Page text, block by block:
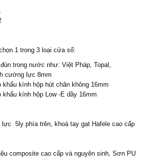
1 trong 3 loại cửa sổ:
trong nước như: Việt Pháp, Topal,
cường lực 8mm
khẩu kính hộp hút chân không 16mm
khẩu kính hộp Low -E dầy 16mm
5ly phía trên, khoá tay gạt Hafele cao cấp
composite cao cấp và nguyên sinh, Sơn PU